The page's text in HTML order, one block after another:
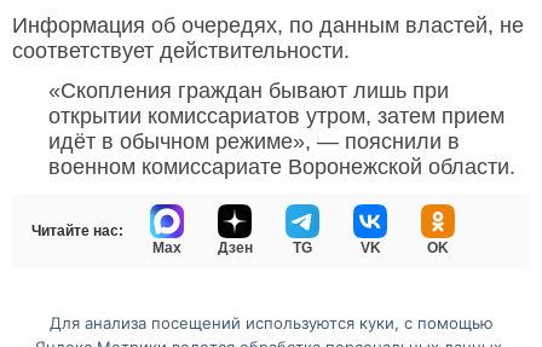
Информация об очередях, по данным властей, не
соответствует действительности.
«Скопления граждан бывают лишь при
открытии комиссариатов утром, затем прием
идёт в обычном режиме», — пояснили в
военном комиссариате Воронежской области.
Читайте нас:
Max
Дзен TG VK OK
Для анализа посещений используются куки, с помощью